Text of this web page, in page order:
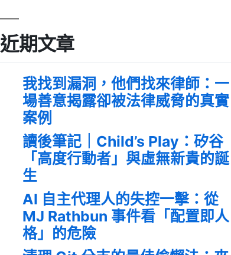
近期文章
我找到漏洞，他們找來律師：一
場善意揭露卻被法律威脅的真實
案例
讀後筆記｜Child’s Play：矽谷
「高度行動者」與虛無新貴的誕
生
AI 自主代理人的失控一擊：從
MJ Rathbun 事件看「配置即人
格」的危險